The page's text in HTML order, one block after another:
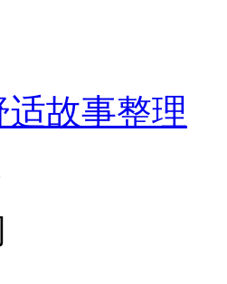
适故事整理